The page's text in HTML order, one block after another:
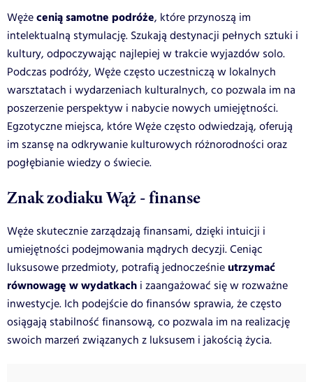
Wężecenią samotne podróże, które przynoszą im
intelektualną stymulację. Szukają destynacji pełnych sztuki i
kultury, odpoczywając najlepiej w trakcie wyjazdów solo.
Podczas podróży, Węże często uczestniczą w lokalnych
warsztatach i wydarzeniach kulturalnych, co pozwala im na
poszerzenie perspektyw i nabycie nowych umiejętności.
Egzotyczne miejsca, które Węże często odwiedzają, oferują
im szansę na odkrywanie kulturowych różnorodności oraz
pogłębianie wiedzy o świecie.
Znak zodiaku Wąż - finanse
Węże skutecznie zarządzają finansami, dzięki intuicji i
umiejętności podejmowania mądrych decyzji. Ceniąc
luksusowe przedmioty, potrafią jednocześnieutrzymać
równowagę w wydatkach i zaangażować się w rozważne
inwestycje. Ich podejście do finansów sprawia, że często
osiągają stabilność finansową, co pozwala im na realizację
swoich marzeń związanych z luksusem i jakością życia.